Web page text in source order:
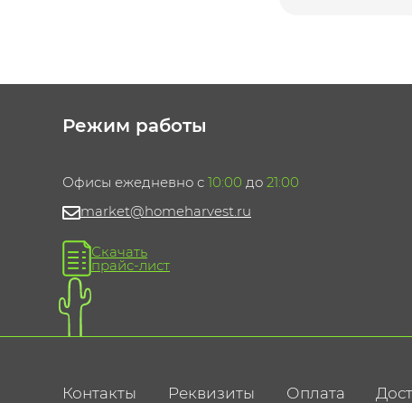
Режим работы
Офисы ежедневно с 10:00 до 21:00
market@homeharvest.ru
Скачать
прайс-лист
Контакты Реквизиты Оплата